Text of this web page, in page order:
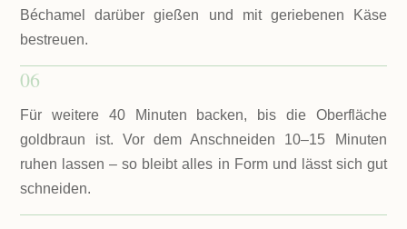
Béchamel darüber gießen und mit geriebenen Käse
bestreuen.
06
Für weitere 40 Minuten backen, bis die Oberfläche
goldbraun ist. Vor dem Anschneiden 10–15 Minuten
ruhen lassen – so bleibt alles in Form und lässt sich gut
schneiden.